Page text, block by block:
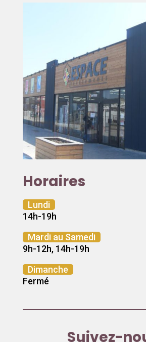
Horaires
Lundi
14h-19h
Mardi au Samedi
9h-12h, 14h-19h
Dimanche
Fermé
Suivez-